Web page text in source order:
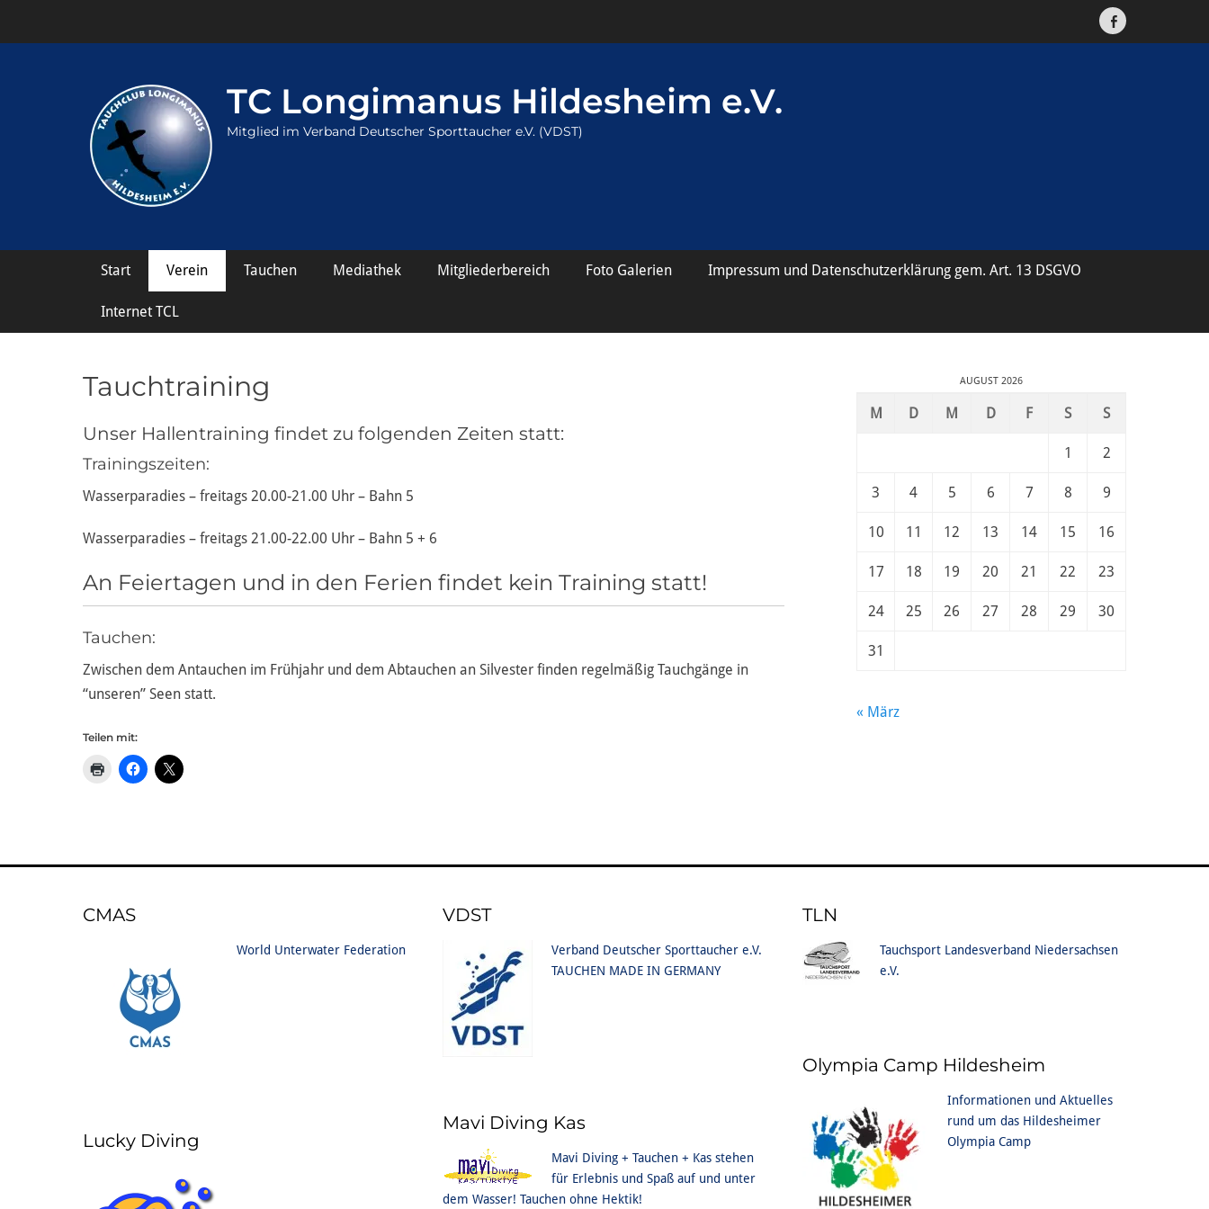
Facebook
TC Longimanus Hildesheim e.V.
Mitglied im Verband Deutscher Sporttaucher e.V. (VDST)
Hauptmenü
Weiter
Inhalt
Start Verein Tauchen Mediathek Mitgliederbereich Foto Galerien Impressum und Datenschutzerklärung gem. Art. 13 DSGVO
Internet TCL
Tauchtraining
Unser Hallentraining findet zu folgenden Zeiten statt:
Trainingszeiten:
Wasserparadies – freitags 20.00-21.00 Uhr – Bahn 5
Wasserparadies – freitags 21.00-22.00 Uhr – Bahn 5 + 6
An Feiertagen und in den Ferien findet kein Training statt!
Tauchen:
Zwischen dem Antauchen im Frühjahr und dem Abtauchen an Silvester finden regelmäßig Tauchgänge in
“unseren” Seen statt.
Teilen mit:
AUGUST 2026
M D M D F S S
1 2
3 4 5 6 7 8 9
10 11 12 13 14 15 16
17 18 19 20 21 22 23
24 25 26 27 28 29 30
31
« März
CMAS
World Unterwater Federation
Lucky Diving
VDST
Verband Deutscher Sporttaucher e.V.
TAUCHEN MADE IN GERMANY
Mavi Diving Kas
Mavi Diving + Tauchen + Kas stehen
für Erlebnis und Spaß auf und unter
dem Wasser! Tauchen ohne Hektik!
TLN
Tauchsport Landesverband Niedersachsen
e.V.
Olympia Camp Hildesheim
Informationen und Aktuelles
rund um das Hildesheimer
Olympia Camp